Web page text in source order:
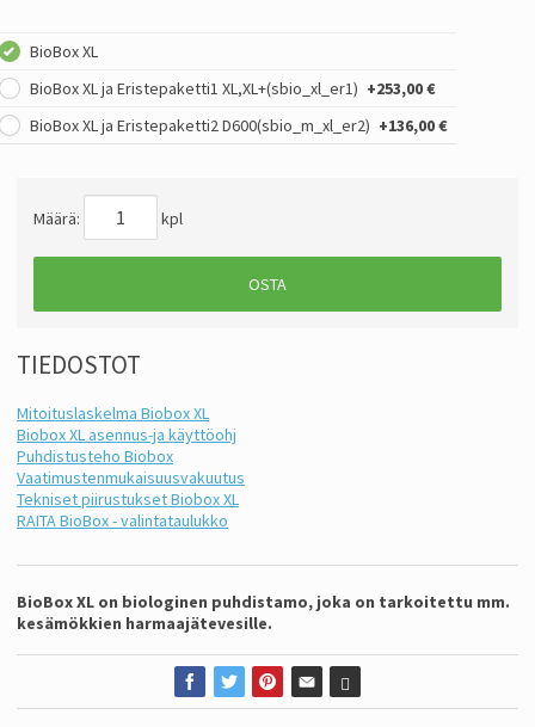
BioBox XL
BioBox XL ja Eristepaketti1 XL,XL+(sbio_xl_er1) +253,00 €
BioBox XL ja Eristepaketti2 D600(sbio_m_xl_er2) +136,00 €
Määrä: kpl
OSTA
TIEDOSTOT
Mitoituslaskelma Biobox XL
Biobox XL asennus-ja käyttöohj
Puhdistusteho Biobox
Vaatimustenmukaisuusvakuutus
Tekniset piirustukset Biobox XL
RAITA BioBox - valintataulukko
BioBox XL on biologinen puhdistamo, joka on tarkoitettu mm.
kesämökkien harmaajätevesille.